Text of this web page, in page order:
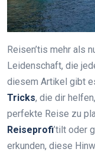
Reisen’tis mehr als
Leidenschaft, die
diesem Artikel gibt
Tricks, die dir
perfekte Reise zu
Reiseprofi’tilt oder
erkunden, diese